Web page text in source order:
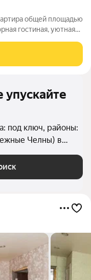
общей площадью
гостиная, уютная
линолеум. Один
упускайте
под ключ, районы:
Челны) в